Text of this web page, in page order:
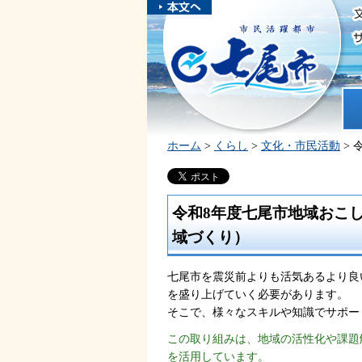
本文へスキ
ップしま
す。
市民活躍都市 七尾市
ホーム > くらし > 文化・市民活動 >
令和8年度七尾市地域おこ
域づくり）
七尾市を震災前よりも活気あるより
を盛り上げていく必要があります。
そこで、様々なスキルや知識でサポ
この取り組みは、地域の活性化や課
を活用しています。